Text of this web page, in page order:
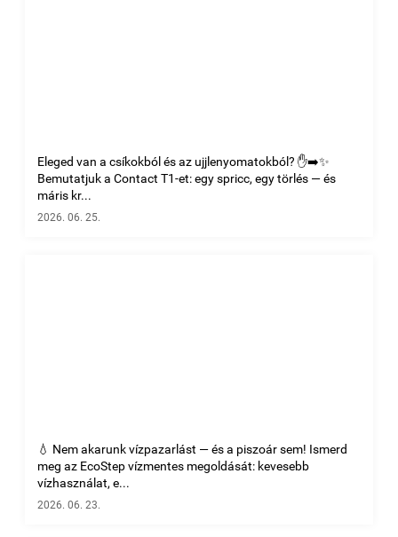
Eleged van a csíkokból és az ujjlenyomatokból? ✋➡️✨
Bemutatjuk a Contact T1-et: egy spricc, egy törlés — és
máris kr...
2026. 06. 25.
💧 Nem akarunk vízpazarlást — és a piszoár sem! Ismerd
meg az EcoStep vízmentes megoldását: kevesebb
vízhasználat, e...
2026. 06. 23.